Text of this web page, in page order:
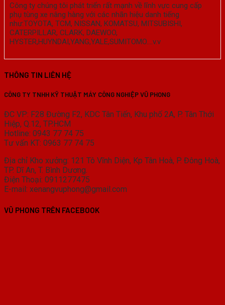
Công ty chúng tôi phát triển rất mạnh về lĩnh vực cung cấp
phụ tùng xe nâng hàng với các nhãn hiệu danh tiếng
như:TOYOTA, TCM, NISSAN, KOMATSU, MITSUBISHI,
CATERPILLAR, CLARK, DAEWOO,
HYSTER,HUYNDAI,YANG,YALE,SUMITOMO….v.v
THÔNG TIN LIÊN HỆ
CÔNG TY TNHH KỸ THUẬT MÁY CÔNG NGHIỆP VŨ PHONG
ĐC VP: F28 Đường F2, KDC Tân Tiến, Khu phố 2A, P. Tân Thới
Hiệp, Q.12, TP.HCM
Hotline: 0943 77 74 75
Tư vấn KT: 0963 77 74 75
Địa chỉ Kho xưởng: 121 Tô Vĩnh Diện, Kp Tân Hoà, P. Đông Hoà,
TP. Dĩ An, T. Bình Dương.
Điện Thoại: 0911277475
E-mail: xenangvuphong@gmail.com
VŨ PHONG TRÊN FACEBOOK